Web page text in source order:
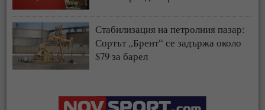
Стабилизация на петролния пазар:
Сортът „Брент“ се задържа около
$79 за барел